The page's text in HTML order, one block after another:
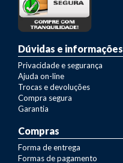
Dúvidas e informações
Privacidade e segurança
Ajuda on-line
Trocas e devoluções
Compra segura
Garantia
Compras
Forma de entrega
Formas de pagamento